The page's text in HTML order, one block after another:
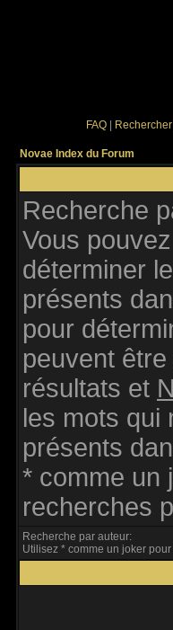
FAQ Rechercher
Novae Index du Forum
Recherche
Vous
déterminer
présents
pour
peuvent
résultats et
les mots qui
présents
* comme un
recherches
Recherche par auteur:
Utilisez * comme un joker